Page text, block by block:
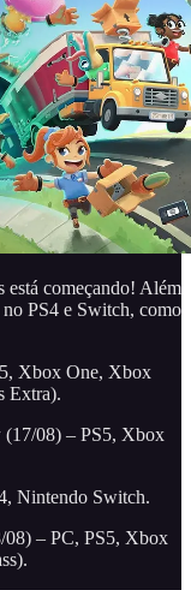
está começando! Além
PS4 e Switch, como
Xbox One, Xbox
Extra).
(17/08) – PS5, Xbox
Nintendo Switch.
08) – PC, PS5, Xbox